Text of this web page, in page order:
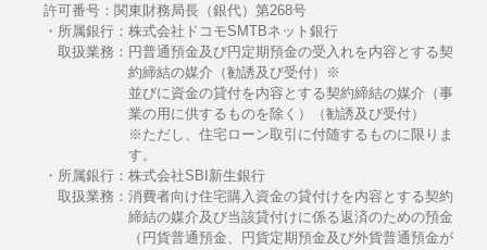
許可番号：関東財務局長（銀代）第268号
・所属銀行：株式会社ドコモSMTBネット銀行
取扱業務： 円普通預金及び円定期預金の受入れを内容とする契
約締結の媒介（勧誘及び受付）※
並びに資金の貸付を内容とする契約締結の媒介（事
業の用に供するものを除く）（勧誘及び受付）
※ただし、住宅ローン取引に付随するものに限りま
す。
・所属銀行：株式会社SBI新生銀行
取扱業務： 消費者向け住宅購入資金の貸付けを内容とする契約
締結の媒介及び当該貸付けに係る返済のための預金
（円貨普通預金、円貨定期預金及び外貨普通預金が